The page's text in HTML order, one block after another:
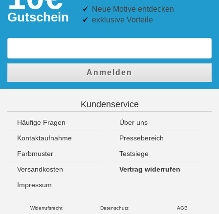
Gutschein
Neue Motive entdecken
exklusive Vorteile
Anmelden
Kundenservice
Häufige Fragen
Über uns
Kontaktaufnahme
Pressebereich
Farbmuster
Testsiege
Versandkosten
Vertrag widerrufen
Impressum
Widerrufsrecht Datenschutz AGB